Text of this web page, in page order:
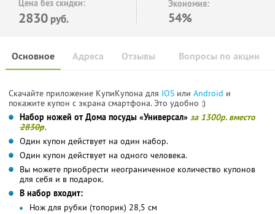
Цена без скидки:
2830 руб.
Экономия:
54%
Основное Отзывы Вопросы по акции
Адреса
Скачайте приложение КупиКупона для IOS или Android и
покажите купон с экрана смартфона. Это удобно :)
Набор ножей от Дома посуды «Универсал» за 1300р. вместо
2830р.
Один купон действует на один набор.
Один купон действует на одного человека.
Вы можете приобрести неограниченное количество купонов
для себя и в подарок.
В набор входит:
Нож для рубки (топорик) 28,5 см